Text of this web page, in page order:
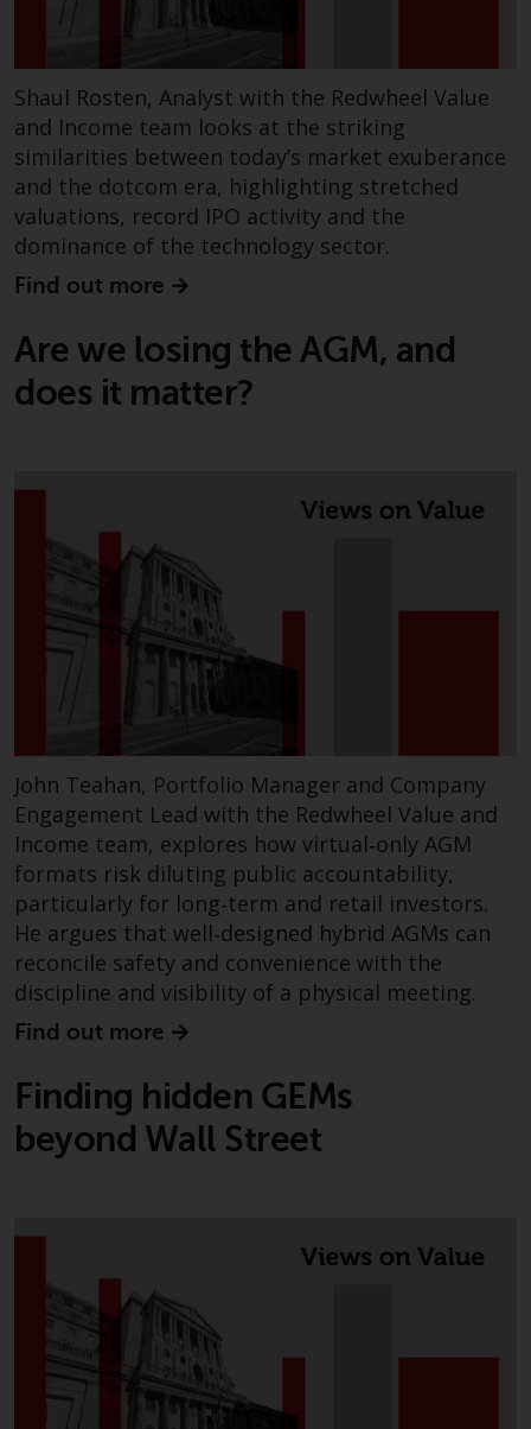
Shaul Rosten, Analyst with the Redwheel Value
and Income team looks at the striking
similarities between today’s market exuberance
and the dotcom era, highlighting stretched
valuations, record IPO activity and the
dominance of the technology sector.
Find out more
Are we losing the AGM, and
does it matter?
John Teahan, Portfolio Manager and Company
Engagement Lead with the Redwheel Value and
Income team, explores how virtual‑only AGM
formats risk diluting public accountability,
particularly for long‑term and retail investors.
He argues that well‑designed hybrid AGMs can
reconcile safety and convenience with the
discipline and visibility of a physical meeting.
Find out more
Finding hidden GEMs
beyond Wall Street